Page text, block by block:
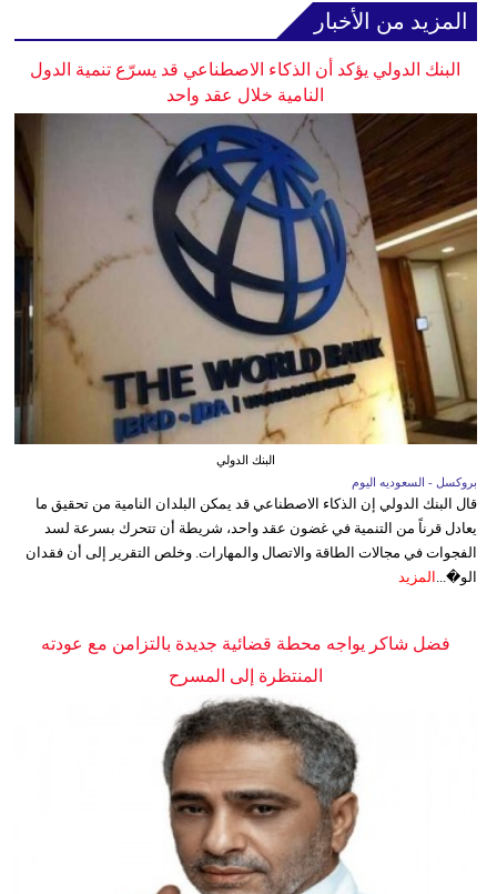
المزيد من الأخبار
البنك الدولي يؤكد أن الذكاء الاصطناعي قد يسرّع تنمية الدول
النامية خلال عقد واحد
البنك الدولي
بروكسل - السعوديه اليوم
قال البنك الدولي إن الذكاء الاصطناعي قد يمكن البلدان النامية من تحقيق ما
يعادل قرناً من التنمية في غضون عقد واحد، شريطة أن تتحرك بسرعة لسد
الفجوات في مجالات الطاقة والاتصال والمهارات. وخلص التقرير إلى أن فقدان
الو�...
المزيد
فضل شاكر يواجه محطة قضائية جديدة بالتزامن مع عودته
المنتظرة إلى المسرح